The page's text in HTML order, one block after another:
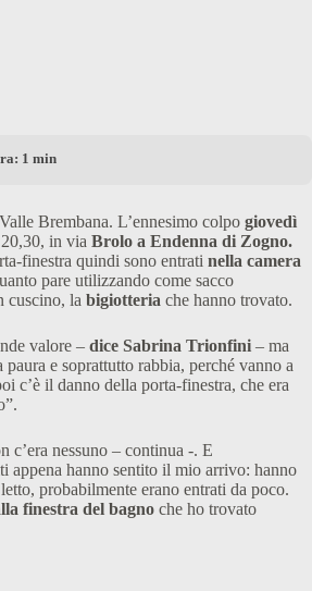
1 min
Brembana. L’ennesimo colpo giovedì
in via Brolo a Endenna di Zogno.
finestra quindi sono entrati nella camera
pare utilizzando come sacco
cuscino, la bigiotteria che hanno trovato.
valore – dice Sabrina Trionfini – ma
paura e soprattutto rabbia, perché vanno a
c’è il danno della porta-finestra, che era
c’era nessuno – continua -. E
appena hanno sentito il mio arrivo: hanno
probabilmente erano entrati da poco.
finestra del bagno che ho trovato